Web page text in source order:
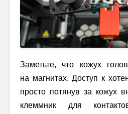
Заметьте, что кожух
на магнитах. Доступ к
просто потянув за кожух
клеммник для